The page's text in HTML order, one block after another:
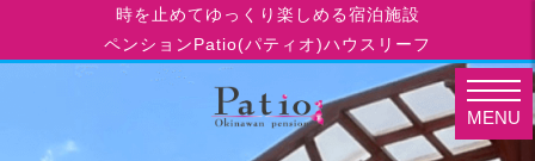
時を止めてゆっくり楽しめる宿泊施設
ペンションPatio(パティオ)ハウスリーフ
MENU